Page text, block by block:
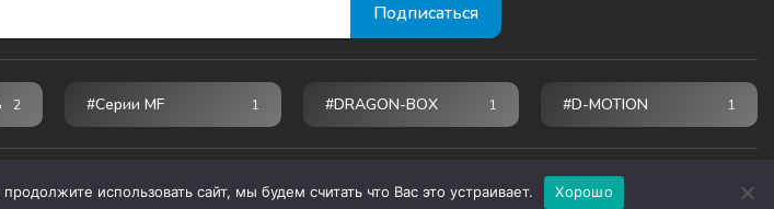
2 #серии MF 1 #DRAGON-BOX 1 #D-MOTION 1
использовать сайт, мы будем считать что Вас это устраивает. Хорошо